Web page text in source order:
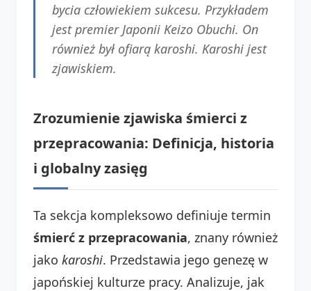
bycia człowiekiem sukcesu. Przykładem
jest premier Japonii Keizo Obuchi. On
również był ofiarą karoshi. Karoshi jest
zjawiskiem.
Zrozumienie zjawiska śmierci z
przepracowania: Definicja, historia
i globalny zasięg
Ta sekcja kompleksowo definiuje termin
śmierć z przepracowania, znany również
jako karoshi. Przedstawia jego genezę w
japońskiej kulturze pracy. Analizuje, jak